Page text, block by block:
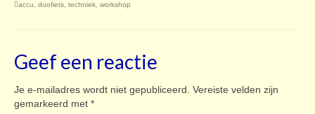
accu, duofiets, techniek, workshop
Geef een reactie
Je e-mailadres wordt niet gepubliceerd. Vereiste velden zijn
gemarkeerd met *